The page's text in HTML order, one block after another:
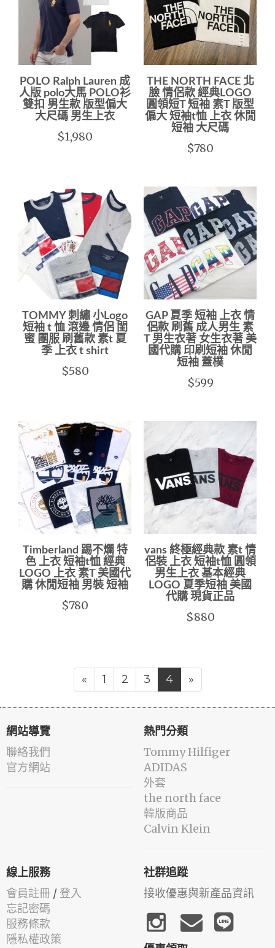
POLO Ralph Lauren 成
人版 polo大馬 POLO衫
雙扣 男生款 版型偏大
大尺碼 男生上衣
$1,980
THE NORTH FACE 北
臉 情侶款 經典LOGO
圓領短T 短袖 素T 版型
偏大 短袖t恤 上衣 休閒
短袖 大尺碼
$780
TOMMY 刺繡 小Logo
短袖 t 恤 滾邊 情侶 閨
蜜 團服 刷舊款 素t 夏
季 上衣 t shirt
$580
GAP 夏季 短袖 上衣 情
侶款 刷舊 成人男生 素
T 男生衣著 女生衣著 美
國代購 印刷短袖 休閒
短袖 蓋樸
$599
Timberland 踢不爛 特
色 上衣 短袖t恤 經典
LOGO 上衣 素T 美國代
購 休閒短袖 男裝 短袖
$780
vans 終極經典款 素t 情
侶裝 上衣 短袖t恤 圓領
男生上衣 基本經典
LOGO 夏季短袖 美國
代購 現貨正品
$880
« 1 2 3 4 »
網站導覽
聯絡我們
官方網站
熱門分類
Tommy Hilfiger
ADIDAS
外套
the north face
韓版商品
Calvin Klein
線上服務
會員註冊 / 登入
忘記密碼
服務條款
隱私權政策
社群追蹤
接收優惠與新產品資訊